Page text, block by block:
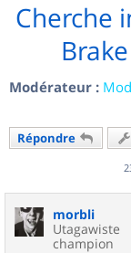
Cherche
Modérateur :
Répondre
morbli
Utagawiste
champion